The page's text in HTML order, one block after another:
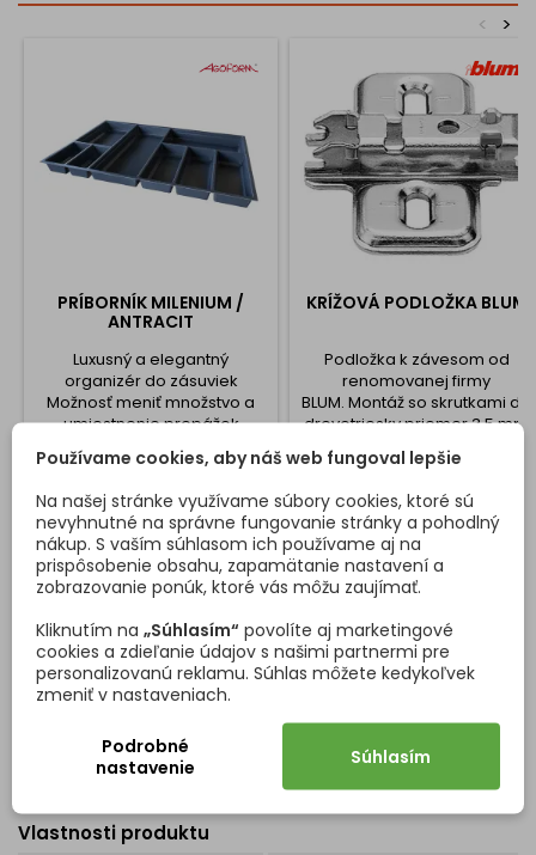
>
<
PRÍBORNÍK MILENIUM /
ANTRACIT
Luxusný a elegantný
organizér do zásuviek
Možnosť meniť množstvo a
umiestnenie prepážok
Príborníky sú rozmerovo
okamžite pripravené do
TANDEMBOX bez ďalších
rozmerových úprav Pre
systém legrabox je nutné
dokúpiť Krajný profil. Príborník
- organizér na príbory do
kuchyne. Príborník sa
orezáva na mieru podľa
Vášho presného rozmeru....
Cena
22,56 €
 Vložiť do košíka
KRÍŽOVÁ PODLOŽKA BLUM
Podložka k závesom od
renomovanej firmy
BLUM. Montáž so skrutkami do
drevotriesky priemer 3,5 mm
a 4 mm Podložka sa na záves
nacvakáva.
Cena
0,31 €
 Vložiť do košíka
Vlastnosti produktu
Používame cookies, aby náš web fungoval lepšie
Na našej stránke využívame súbory cookies, ktoré sú
nevyhnutné na správne fungovanie stránky a pohodlný
nákup. S vaším súhlasom ich používame aj na
prispôsobenie obsahu, zapamätanie nastavení a
zobrazovanie ponúk, ktoré vás môžu zaujímať.
Kliknutím na „Súhlasím“ povolíte aj marketingové
cookies a zdieľanie údajov s našimi partnermi pre
personalizovanú reklamu. Súhlas môžete kedykoľvek
zmeniť v nastaveniach.
Podrobné
nastavenie
Súhlasím